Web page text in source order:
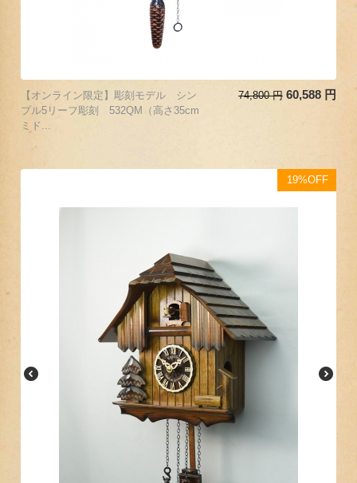
【オンライン限定】彫刻モデル シン
プル5リーフ彫刻 532QM（高さ35cm
ミド...
74,800 円 60,588 円
19%OFF